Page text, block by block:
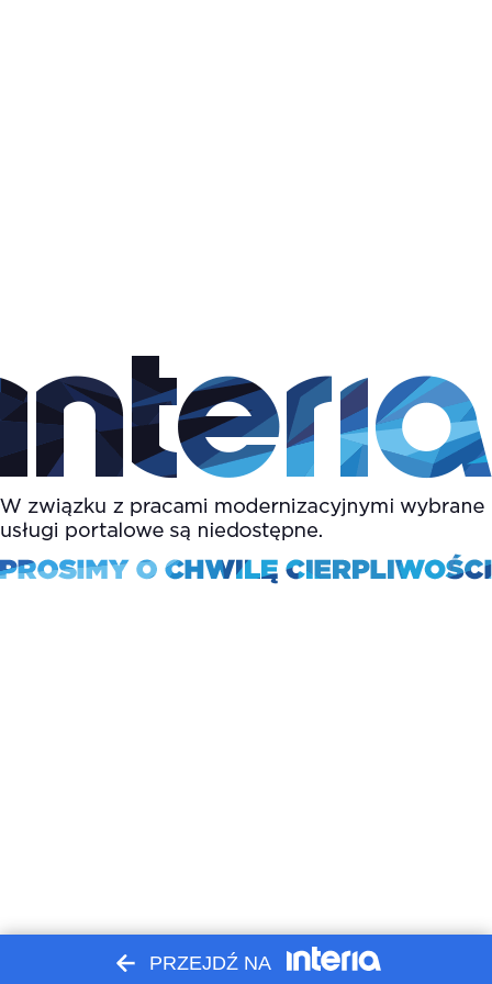
PRZEJDŹ NA